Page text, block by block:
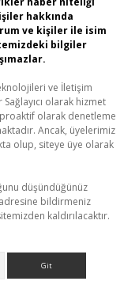
hakkında
ve kişiler ile isim
bilgiler
ve İletişim
olarak hizmet
olarak denetleme
Ancak, üyelerimiz
olup, siteye üye olarak
düşündüğünüz
adresine bildirmeniz
kaldırılacaktır.